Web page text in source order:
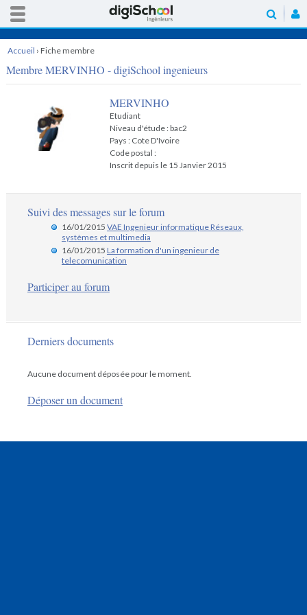
Accueil › Fiche membre
Membre MERVINHO - digiSchool ingenieurs
MERVINHO
Etudiant
Niveau d'étude : bac2
Pays : Cote D'Ivoire
Code postal :
Inscrit depuis le 15 Janvier 2015
Suivi des messages sur le forum
16/01/2015 VAE Ingenieur informatique Réseaux,
systèmes et multimedia
16/01/2015 La formation d'un ingenieur de
telecomunication
Participer au forum
Derniers documents
Aucune document déposée pour le moment.
Déposer un document